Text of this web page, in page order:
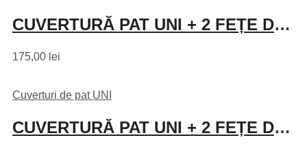
CUVERTURĂ PAT UNI + 2 FEȚE DE PERNĂ – TURCOAZ
175,00 lei
Cuverturi de pat UNI
CUVERTURĂ PAT UNI + 2 FEȚE DE PERNĂ – GRI